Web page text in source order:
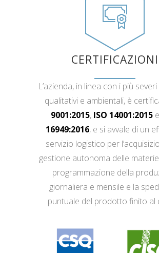
CERTIFICAZIONI
L’azienda, in linea con i più
qualitativi e ambientali, è
9001:2015, ISO 14001:2015e
16949:2016, e si avvale di un
servizio logistico per
gestione autonoma delle
programmazione della
giornaliera e mensile e la
puntuale del prodotto finito al